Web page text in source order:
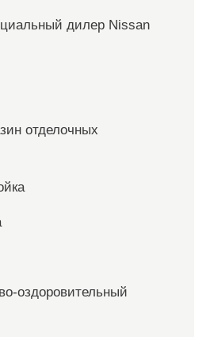
дилер Nissan
отделочных
оздоровительный